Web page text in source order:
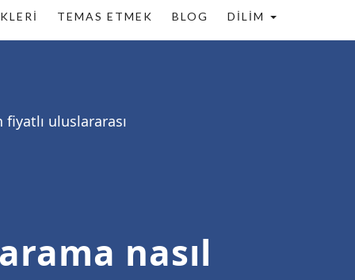
TEMAS ETMEK BLOG DILIM
uluslararası
nasıl